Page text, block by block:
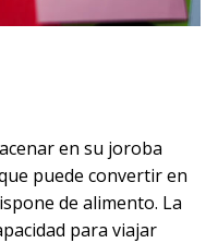
en su joroba
puede convertir en
de alimento. La
para viajar